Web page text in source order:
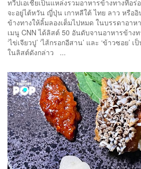
ทวีปเอเชียเป็นแหล่งรวมอาหารข้างทางที่อ
จะอยู่ไต้หวัน ญี่ปุ่น เกาหลีใต้ ไทย ลาว หรือ
ข้างทางให้ลิ้มลองเต็มไปหมด ในบรรดาอา
เมนู CNN ได้ลิสต์ 50 อันดับจานอาหารข้าง
‘ไข่เจียวปู’ ‘ไส้กรอกอีสาน’ และ ‘ข้าวซอย’
ในลิสต์ดังกล่าว ...